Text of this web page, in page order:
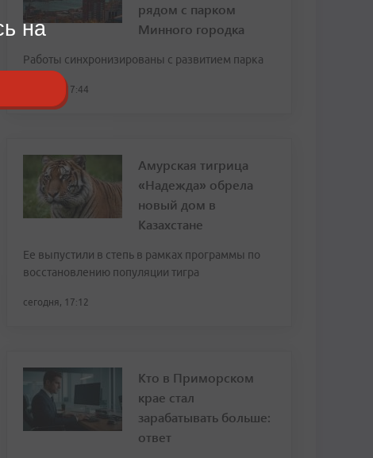
рядом с парком
Минного городка
Работы синхронизированы с развитием парка
сегодня, 17:44
Амурская тигрица
«Надежда» обрела
новый дом в
Казахстане
Ее выпустили в степь в рамках программы по
восстановлению популяции тигра
сегодня, 17:12
Кто в Приморском
крае стал
зарабатывать больше:
ответ
на